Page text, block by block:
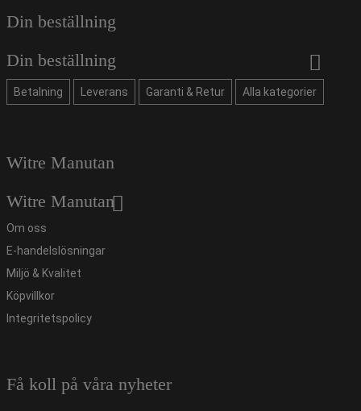
Din beställning
Din beställning
Betalning Leverans Garanti & Retur Alla kategorier
Witre Manutan
Witre Manutan
Om oss
E-handelslösningar
Miljö & Kvalitet
Köpvillkor
Integritetspolicy
Få koll på våra nyheter